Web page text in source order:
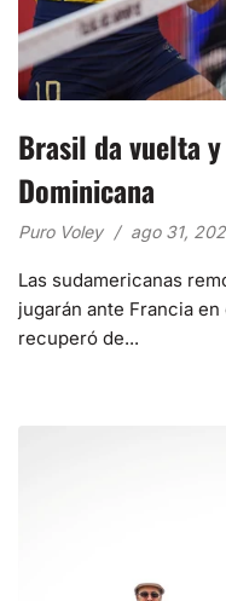
Brasil da vuelta
Dominicana
Puro Voley ago 31,
Las sudamericanas
jugarán ante Francia
recuperó de...